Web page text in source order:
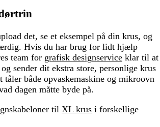
det, se et eksempel på din krus, og
Hvis du har brug for lidt hjælp
team for grafisk designservice klar til at
sender dit ekstra store, personlige krus
både opvaskemaskine og mikroovn
dagen måtte byde på.
til XL krus i forskellige